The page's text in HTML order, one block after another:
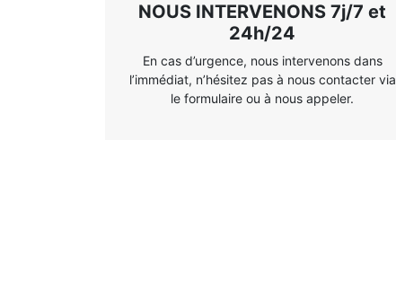
NOUS INTERVENONS 7j/7 et
24h/24
En cas d’urgence, nous intervenons dans
l’immédiat, n’hésitez pas à nous contacter via
le formulaire ou à nous appeler.